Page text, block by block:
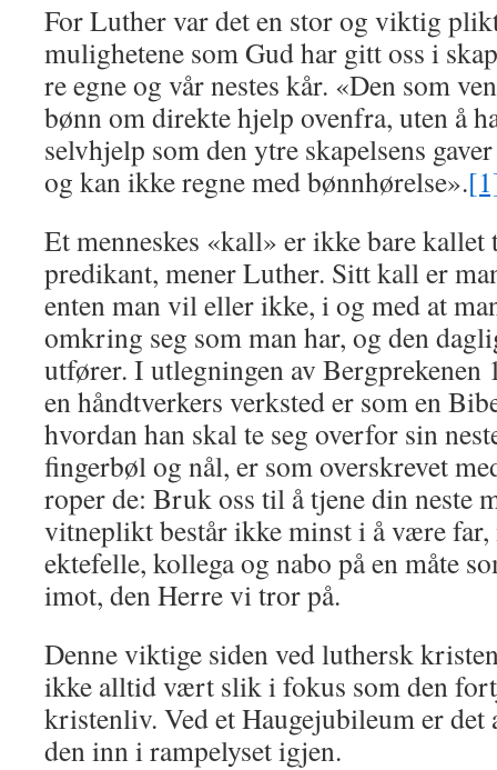
For Luther var det en stor og viktig
mulighetene som Gud har gitt oss i
re egne og vår nestes kår. «Den som
bønn om direkte hjelp ovenfra, uten å
selvhjelp som den ytre skapel­sens
og kan ikke regne med bønnhørelse».
Et menneskes «kall» er ikke bare
predikant, mener Luther. Sitt kall er
en­ten man vil eller ikke, i og med at
omkring seg som man har, og den
utfører. I utlegningen av Bergprekenen
en håndtverkers verksted er som en
hvordan han skal te seg overfor sin
finger­bøl og nål, er som overskrevet
roper de: Bruk oss til å tjene din neste
vit­neplikt består ikke minst i å være far,
ektefelle, kollega og nabo på en måte
imot, den Herre vi tror på.
Denne viktige siden ved luthersk
ikke alltid vært slik i fokus som den
kristenliv. Ved et Haugejubileum er
den inn i rampelyset igjen.